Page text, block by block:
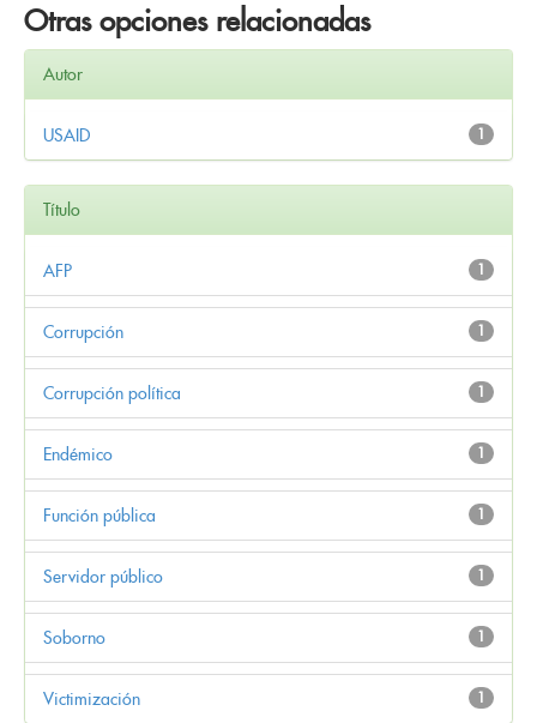
Otras opciones relacionadas
Autor
1
USAID
Título
1
AFP
1
Corrupción
1
Corrupción política
1
Endémico
1
Función pública
1
Servidor público
1
Soborno
1
Victimización